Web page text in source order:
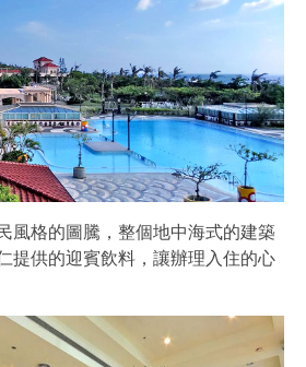
風格的圖騰，整個地中海式的建築
提供的迎賓飲料，讓辦理入住的心